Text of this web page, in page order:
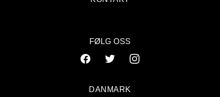
FØLG OSS
DANMARK